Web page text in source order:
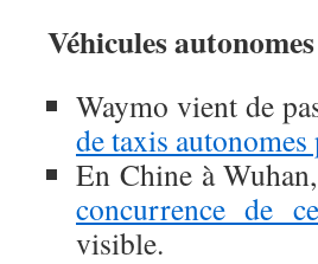
Véhicules autonomes
Waymo vient de
de taxis autonomes
En Chine à
concurrence de
visible.